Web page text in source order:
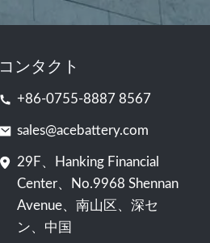
コンタクト
+86-0755-8887 8567
sales@acebattery.com
29F、Hanking Financial
Center、No.9968 Shennan
Avenue、南山区、深セ
ン、中国